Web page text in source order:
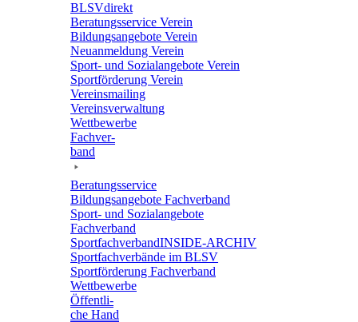
BLSVdi­rekt
Bera­tungs­ser­vice Verein
Bildungs­an­ge­bote Verein
Neuan­mel­dung Verein
Sport- und Sozi­al­an­ge­bote Verein
Sport­för­de­rung Verein
Vereins­mai­ling
Vereins­ver­wal­tung
Wett­be­werbe
Fach­ver­
band
Bera­tungs­ser­vice
Bildungs­an­ge­bote Fachverband
Sport- und Sozi­al­an­ge­bote
Fachverband
Sport­fach­ver­ban­d­IN­SIDE-ARCHIV
Sport­fach­ver­bände im BLSV
Sport­för­de­rung Fachverband
Wett­be­werbe
Öffent­li­
che Hand